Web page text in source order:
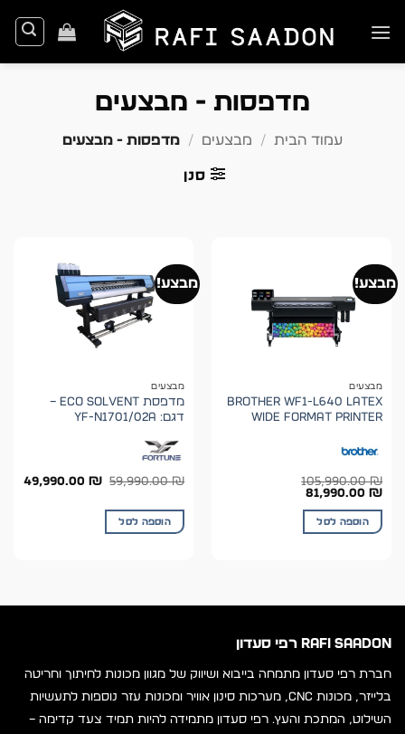
to
מדפסות - מבצעים
עמוד הבית / מבצעים / מדפסות - מבצעים
סנן
מבצע!
מבצעים
BROTHER WF1-L640 LATEX
WIDE FORMAT PRINTER
105,990.00₪
המחיר
היה:
105,990.00 ₪.
81,990.00₪
המחיר
הוא:
הוספה לסל
מבצע!
מבצעים
מדפסת Eco Solvent –
דגם: YF-N1701/02A
59,990.00₪
המחיר
49,990.00₪
הוספה לסל
RAFI SAADON רפי סעדון
חברת רפי סעדון מתמחה בייבוא ושיווק של מגוון מכונות לחיתוך וחריטה
בלייזר, מכונות CNC, מערכות סינון אוויר ומכונות עזר נוספות לתעשיות
השילוט, המתכת והעץ. רפי סעדון מתמידה להיות תמיד צעד קדימה –